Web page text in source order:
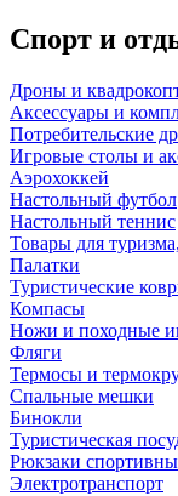
Спорт и
Дроны и
Аксессуары и
Потребительские
Игровые столы и
Аэрохоккей
Настольный футбол
Настольный теннис
Товары для
Палатки
Туристические
Компасы
Ножи и походные
Фляги
Термосы и
Спальные мешки
Бинокли
Туристическая
Рюкзаки
Электротранспорт